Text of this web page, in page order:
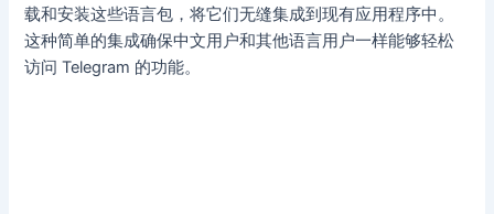
载和安装这些语言包，将它们无缝集成到现有应用程序中。
这种简单的集成确保中文用户和其他语言用户一样能够轻松
访问 Telegram 的功能。